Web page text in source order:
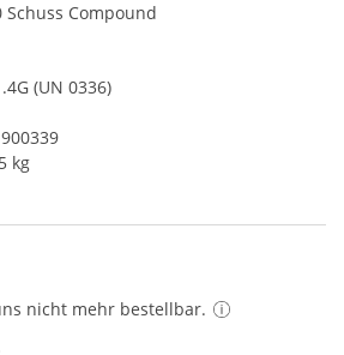
Compound
(UN 0336)
kg
nicht mehr bestellbar.